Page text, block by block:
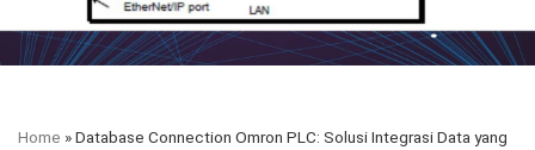
Home »Database Connection Omron PLC: Solusi Integrasi Data yang